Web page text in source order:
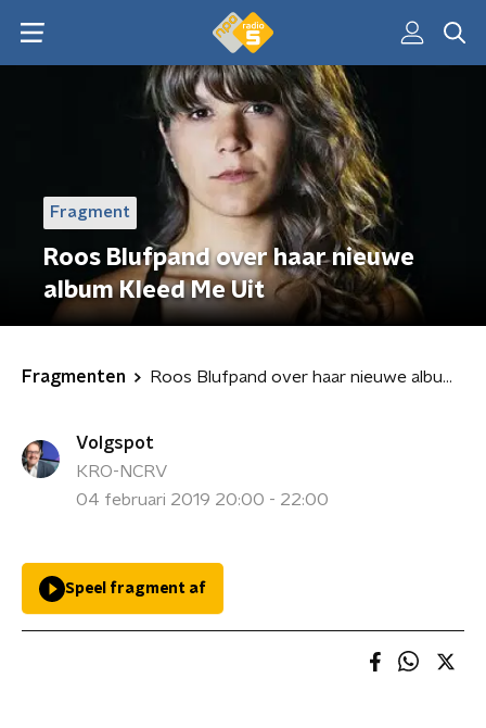
Fragment
Roos Blufpand over haar nieuwe
album Kleed Me Uit
Fragmenten Roos Blufpand over haar nieuwe album Kleed Me Uit
Volgspot
KRO-NCRV
04 februari 2019 20:00 - 22:00
Speel fragment af